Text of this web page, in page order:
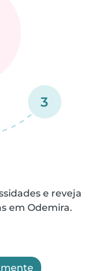
3
e reveja
em Odemira.